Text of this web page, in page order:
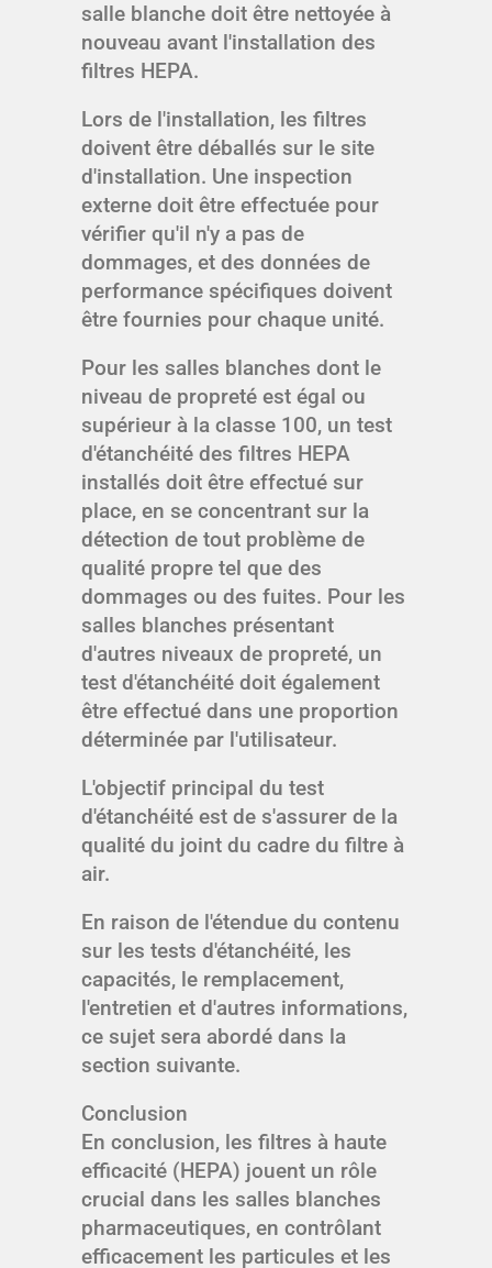
salle blanche doit être nettoyée à
nouveau avant l'installation des
filtres HEPA.
Lors de l'installation, les filtres
doivent être déballés sur le site
d'installation. Une inspection
externe doit être effectuée pour
vérifier qu'il n'y a pas de
dommages, et des données de
performance spécifiques doivent
être fournies pour chaque unité.
Pour les salles blanches dont le
niveau de propreté est égal ou
supérieur à la classe 100, un test
d'étanchéité des filtres HEPA
installés doit être effectué sur
place, en se concentrant sur la
détection de tout problème de
qualité propre tel que des
dommages ou des fuites. Pour les
salles blanches présentant
d'autres niveaux de propreté, un
test d'étanchéité doit également
être effectué dans une proportion
déterminée par l'utilisateur.
L'objectif principal du test
d'étanchéité est de s'assurer de la
qualité du joint du cadre du filtre à
air.
En raison de l'étendue du contenu
sur les tests d'étanchéité, les
capacités, le remplacement,
l'entretien et d'autres informations,
ce sujet sera abordé dans la
section suivante.
Conclusion
En conclusion, les filtres à haute
efficacité (HEPA) jouent un rôle
crucial dans les salles blanches
pharmaceutiques, en contrôlant
efficacement les particules et les